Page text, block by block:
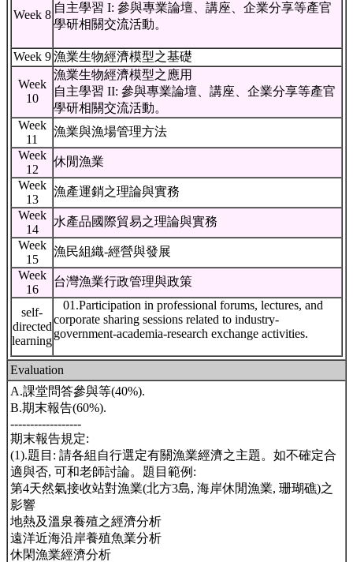
Week 8
自主學習 I: 參與專業論壇、講座、企業分享等產官
學研相關交流活動。
Week 9 漁業生物經濟模型之基礎
Week
10
漁業生物經濟模型之應用
自主學習 II: 參與專業論壇、講座、企業分享等產官
學研相關交流活動。
Week
11
漁業與漁場管理方法
Week
12
休閒漁業
Week
13
漁產運銷之理論與實務
Week
14
水產品國際貿易之理論與實務
Week
15
漁民組織-經營與發展
Week
16
台灣漁業行政管理與政策
self-
directed
learning
01.Participation in professional forums, lectures, and
corporate sharing sessions related to industry-
government-academia-research exchange activities.
Evaluation
A.課堂問答參與等(40%).
B.期末報告(60%).
------------------
期末報告規定:
(1).題目: 請各組自行選定有關漁業經濟之主題。如不確定合
適與否, 可和老師討論。題目範例:
第4天然氣接收站對漁業(北方3島, 海岸休閒漁業, 珊瑚礁)之
影響
地熱及溫泉養殖之經濟分析
遠洋近海沿岸養殖魚業分析
休閑漁業經濟分析